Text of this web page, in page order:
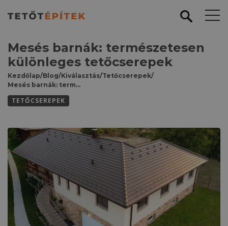
Mesés barnák: természetesen
különleges tetőcserepek
Kezdőlap/Blog/Kiválasztás/Tetőcserepek/
Mesés barnák: természetesen különleges tetőcserepek
TETŐCSEREPEK